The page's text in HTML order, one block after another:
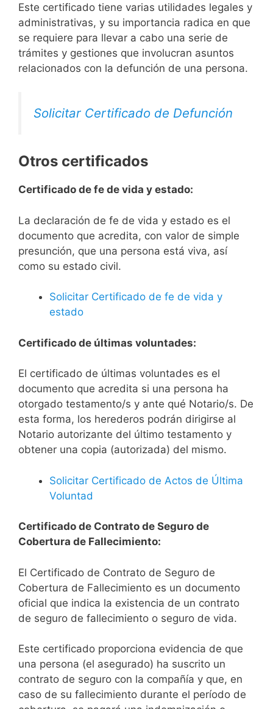
Este certificado tiene varias utilidades legales y
administrativas, y su importancia radica en que
se requiere para llevar a cabo una serie de
trámites y gestiones que involucran asuntos
relacionados con la defunción de una persona.
Solicitar Certificado de Defunción
Otros certificados
Certificado de fe de vida y estado:
La declaración de fe de vida y estado es el
documento que acredita, con valor de simple
presunción, que una persona está viva, así
como su estado civil.
Solicitar Certificado de fe de vida y
estado
Certificado de últimas voluntades:
El certificado de últimas voluntades es el
documento que acredita si una persona ha
otorgado testamento/s y ante qué Notario/s. De
esta forma, los herederos podrán dirigirse al
Notario autorizante del último testamento y
obtener una copia (autorizada) del mismo.
Solicitar Certificado de Actos de Última
Voluntad
Certificado de Contrato de Seguro de
Cobertura de Fallecimiento:
El Certificado de Contrato de Seguro de
Cobertura de Fallecimiento es un documento
oficial que indica la existencia de un contrato
de seguro de fallecimiento o seguro de vida.
Este certificado proporciona evidencia de que
una persona (el asegurado) ha suscrito un
contrato de seguro con la compañía y que, en
caso de su fallecimiento durante el período de